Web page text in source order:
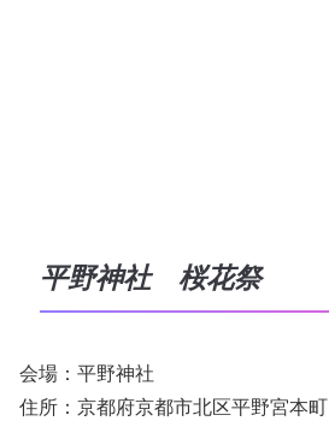
平野神社 桜花祭
会場：平野神社
住所：京都府京都市北区平野宮本町